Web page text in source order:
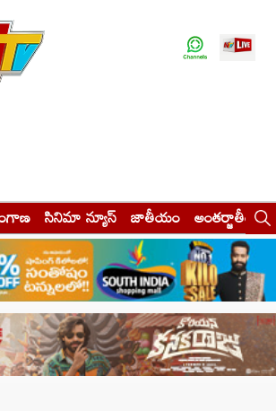
సినిమా న్యూస్ జాతీయం అంతర్జాతీయం